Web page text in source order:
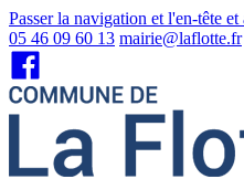
Passer la navigation et l'en-tête
05 46 09 60 13 mairie@laflotte.fr